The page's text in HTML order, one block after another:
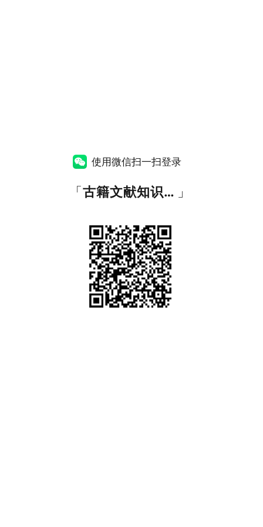
使用微信扫一扫登录
「 古籍文献知识图谱网 」